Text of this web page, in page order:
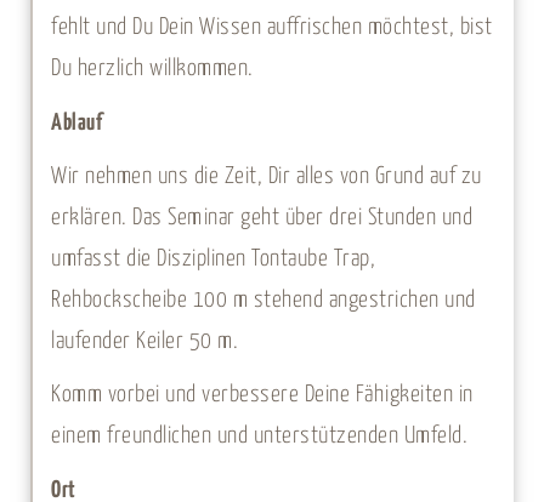
fehlt und Du Dein Wissen auffrischen möchtest, bist
Du herzlich willkommen.
Ablauf
Wir nehmen uns die Zeit, Dir alles von Grund auf zu
erklären. Das Seminar geht über drei Stunden und
umfasst die Disziplinen Tontaube Trap,
Rehbockscheibe 100 m stehend angestrichen und
laufender Keiler 50 m.
Komm vorbei und verbessere Deine Fähigkeiten in
einem freundlichen und unterstützenden Umfeld.
Ort